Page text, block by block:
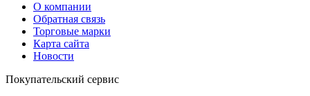
О компании
Обратная связь
Торговые марки
Карта сайта
Новости
Покупательский сервис